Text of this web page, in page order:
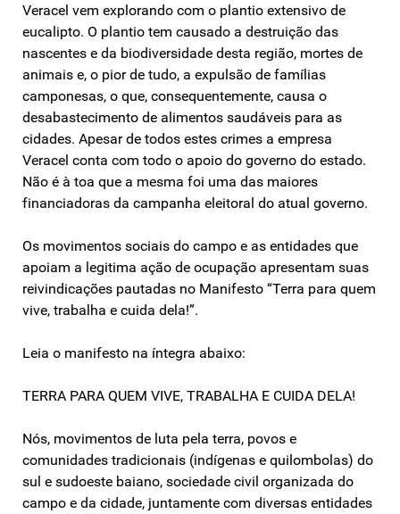
Veracel vem explorando com o plantio extensivo de
eucalipto. O plantio tem causado a destruição das
nascentes e da biodiversidade desta região, mortes de
animais e, o pior de tudo, a expulsão de famílias
camponesas, o que, consequentemente, causa o
desabastecimento de alimentos saudáveis para as
cidades. Apesar de todos estes crimes a empresa
Veracel conta com todo o apoio do governo do estado.
Não é à toa que a mesma foi uma das maiores
financiadoras da campanha eleitoral do atual governo.
Os movimentos sociais do campo e as entidades que
apoiam a legitima ação de ocupação apresentam suas
reivindicações pautadas no Manifesto “Terra para quem
vive, trabalha e cuida dela!”.
Leia o manifesto na íntegra abaixo:
TERRA PARA QUEM VIVE, TRABALHA E CUIDA DELA!
Nós, movimentos de luta pela terra, povos e
comunidades tradicionais (indígenas e quilombolas) do
sul e sudoeste baiano, sociedade civil organizada do
campo e da cidade, juntamente com diversas entidades